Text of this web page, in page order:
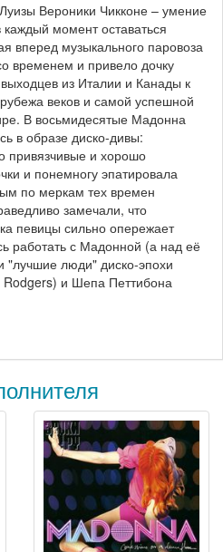
Вероники Чикконе – умение
каждый момент оставаться
вперед музыкального паровоза
временем и привело дочку
из Италии и Канады к
веков и самой успешной
В восьмидесятые Мадонна
в образе диско-дивы:
привязчивые и хорошо
и понемногу эпатировала
по меркам тех времен
замечали, что
певицы сильно опережает
работать с Мадонной (а над её
"лучшие люди" диско-эпохи
и Шепа Петтибона